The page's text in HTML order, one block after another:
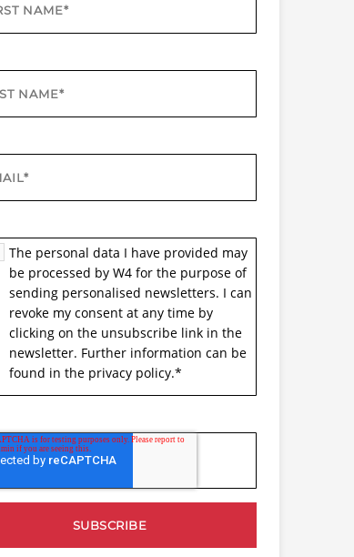
The personal data I have provided may
be processed by W4 for the purpose of
sending personalised newsletters. I can
revoke my consent at any time by
clicking on the unsubscribe link in the
newsletter. Further information can be
found in the privacy policy.*